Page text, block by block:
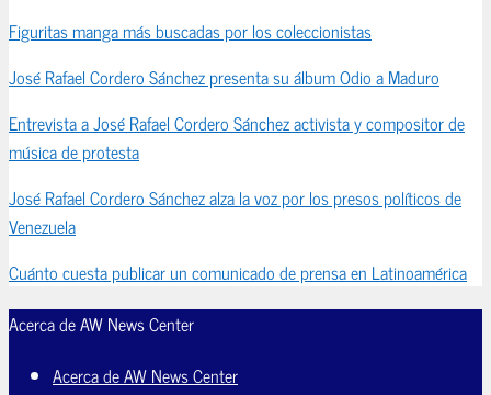
Figuritas manga más buscadas por los coleccionistas
José Rafael Cordero Sánchez presenta su álbum Odio a Maduro
Entrevista a José Rafael Cordero Sánchez activista y compositor de
música de protesta
José Rafael Cordero Sánchez alza la voz por los presos políticos de
Venezuela
Cuánto cuesta publicar un comunicado de prensa en Latinoamérica
Acerca de AW News Center
Acerca de AW News Center